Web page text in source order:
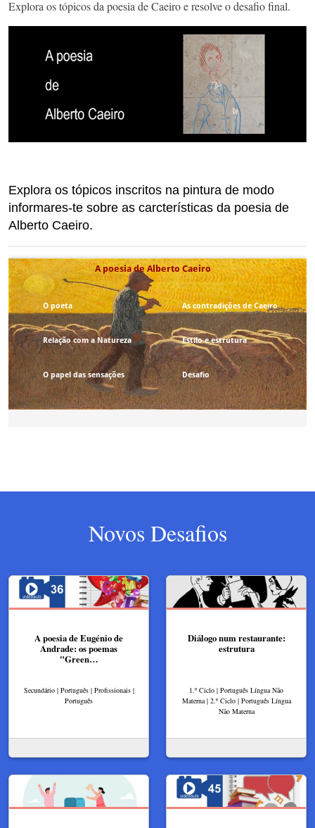
Explora os tópicos da poesia de Caeiro e resolve o desafio final.
Novos Desafios
A poesia de Eugénio de
Andrade: os poemas
"Green…
Secundário | Português | Profissionais |
Português
Diálogo num restaurante:
estrutura
1.º Ciclo | Português Língua Não
Materna | 2.º Ciclo | Português Língua
Não Materna